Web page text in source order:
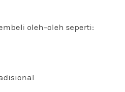
oleh-oleh seperti: